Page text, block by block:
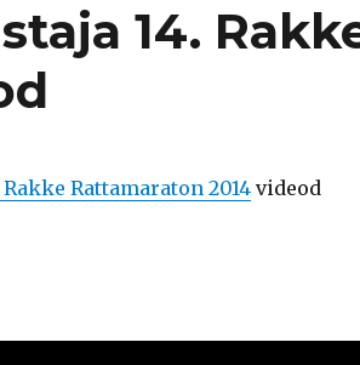
14.
Rattamaraton 2014 videod